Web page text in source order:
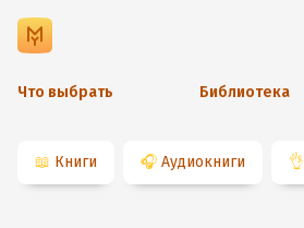
Что выбрать Библиотека
📖 Книги 🎧 Аудиокниги 👌